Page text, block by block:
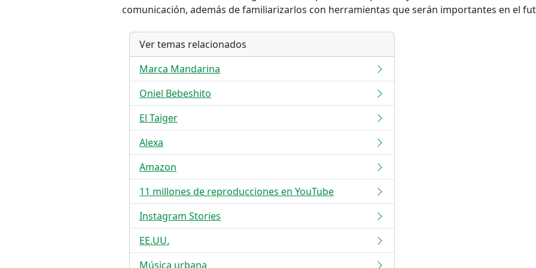
comunicación, además de familiarizarlos con herramientas que serán importantes en el
Ver temas relacionados
Marca Mandarina
Oniel Bebeshito
El Taiger
Alexa
Amazon
11 millones de reproducciones en YouTube
Instagram Stories
EE.UU.
Música urbana